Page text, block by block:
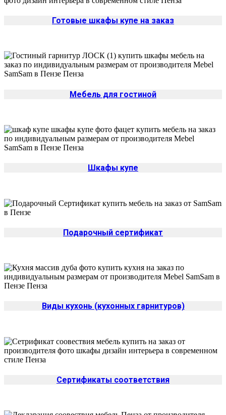
Готовые шкафы купе на заказ
Мебель для гостиной
Шкафы купе
Подарочный сертификат
Виды кухонь (кухонных гарнитуров)
Сертификаты соответствия
Изменить